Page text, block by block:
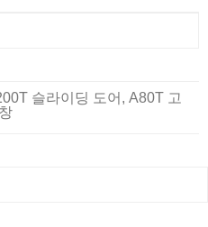
슬라이딩 도어, A80T 고